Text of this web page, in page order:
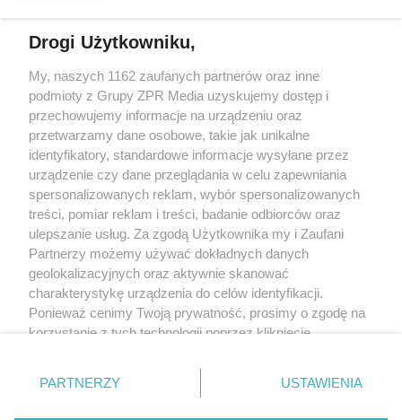
rozpowszechniany lub dalej rozpowszechniany w jakikolwiek sposób
(w tym także elektroniczny lub mechaniczny) na jakimkolwiek polu
eksploatacji w jakiejkolwiek formie, włącznie z umieszczaniem w
Internecie bez pisemnej zgody właściciela praw. Jakiekolwiek użycie
lub wykorzystanie utworów w całości lub w części z naruszeniem
prawa, tzn. bez właściwej zgody, jest zabronione pod groźbą kary i
może być ścigane prawnie.
O nas
Informacje prawne
Nasze serwisy
Drogi Użytkowniku,
My, naszych 1162 zaufanych partnerów oraz inne
podmioty z Grupy ZPR Media uzyskujemy dostęp i
przechowujemy informacje na urządzeniu oraz
przetwarzamy dane osobowe, takie jak unikalne
identyfikatory, standardowe informacje wysyłane przez
urządzenie czy dane przeglądania w celu zapewniania
spersonalizowanych reklam, wybór spersonalizowanych
treści, pomiar reklam i treści, badanie odbiorców oraz
ulepszanie usług. Za zgodą Użytkownika my i Zaufani
Partnerzy możemy używać dokładnych danych
geolokalizacyjnych oraz aktywnie skanować
charakterystykę urządzenia do celów identyfikacji.
Ponieważ cenimy Twoją prywatność, prosimy o zgodę na
korzystanie z tych technologii poprzez kliknięcie
zmienić/wycofać klikając przycisk ustawień prywatności
znajdujący się w lewym dolnym rogu strony
rodzaje przetwarzania danych nie wymagają zgody
PARTNERZY USTAWIENIA